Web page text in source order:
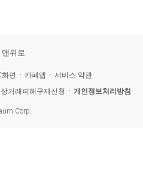
맨위로
화면 카페앱
서비스 약관
상거래피해구제신청 개인정보처리방침
Corp.